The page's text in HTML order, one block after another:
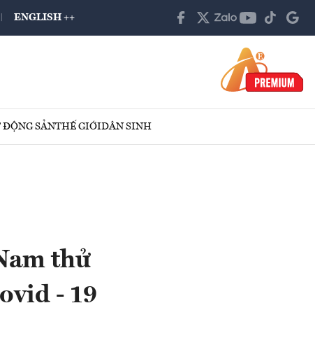
ENGLISH ++
ĐỘNG SẢNTHẾ GIỚIDÂN SINH
thử
- 19